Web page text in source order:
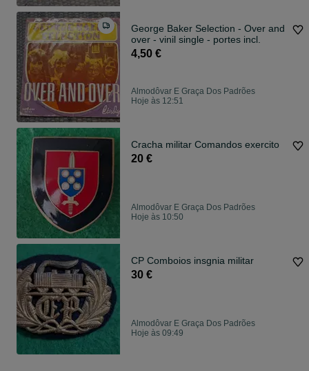
George Baker Selection - Over and
over - vinil single - portes incl.
4,50 €
Almodôvar E Graça Dos Padrões
Hoje às 12:51
Cracha militar Comandos exercito
20 €
Almodôvar E Graça Dos Padrões
Hoje às 10:50
CP Comboios insgnia militar
30 €
Almodôvar E Graça Dos Padrões
Hoje às 09:49